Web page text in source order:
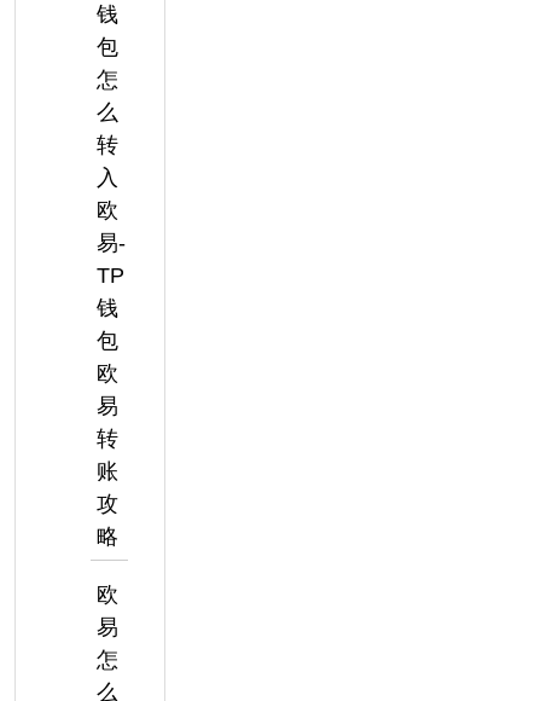
钱
包
怎
么
转
入
欧
易-
TP
钱
包
欧
易
转
账
攻
略
欧
易
怎
么